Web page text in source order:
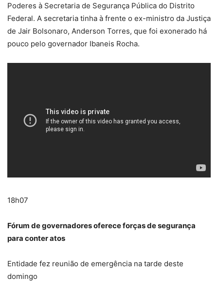
Poderes à Secretaria de Segurança Pública do Distrito
Federal. A secretaria tinha à frente o ex-ministro da Justiça
de Jair Bolsonaro, Anderson Torres, que foi exonerado há
pouco pelo governador Ibaneis Rocha.
18h07
Fórum de governadores oferece forças de segurança
para conter atos
Entidade fez reunião de emergência na tarde deste
domingo